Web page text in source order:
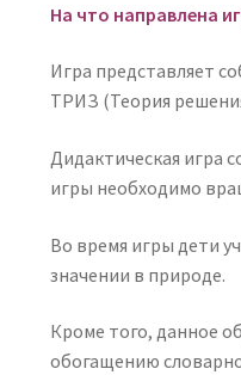
2
часть
На что направлена
Игра представляет
ТРИЗ (Теория
Дидактическая игра
игры необходимо
Во время игры дети
значении в природе.
Кроме того, данное
обогащению